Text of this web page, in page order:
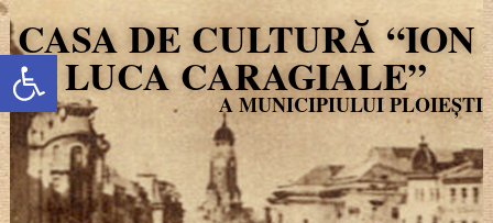
Deschide bara de unelte
CASA DE CULTURĂ “ION
LUCA CARAGIALE”